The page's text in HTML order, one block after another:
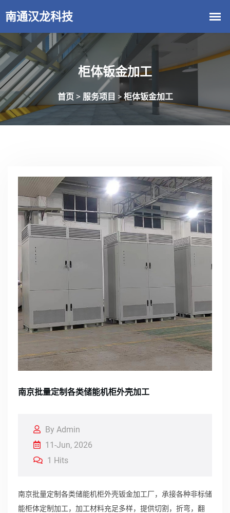
柜体钣金加工
首页 > 服务项目 > 柜体钣金加工
南京批量定制各类储能机柜外壳加工
By Admin
11-Jun, 2026
1 Hits
南京批量定制各类储能机柜外壳钣金加工厂，承接各种非标储
能柜体定制加工，加工材料充足多样，提供切割，折弯，翻